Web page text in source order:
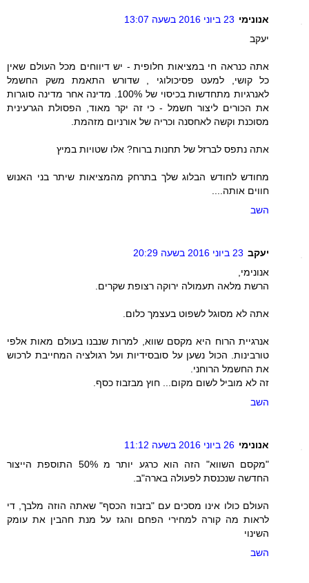
אנונימי 23 ביוני 2016 בשעה 13:07
יעקב
אתה כנראה חי במציאות חלופית - יש דיווחים מכל העולם שאין
כל קושי, למעט פסיכולוגי , שדורש התאמת משק החשמל
לאנרגיות מתחדשות בכיסוי של 100%. מדינה אחר מדינה סוגרות
את הכורים ליצור חשמל - כי זה יקר מאוד, הפסולת הגרעינית
מסוכנת וקשה לאחסנה וכריה של אורניום מזהמת.
אתה נתפס לברזל של תחנות ברוח? אלו שטויות במיץ
מחודש לחודש הבלוג שלך בתרחק מהמציאות שיתר בני האנוש
חווים אותה....
השב
יעקב 23 ביוני 2016 בשעה 20:29
אנונימי,
הרשת מלאה תעמולה ירוקה רצופת שקרים.
אתה לא מסוגל לשפוט בעצמך כלום.
אנרגיית הרוח היא מקסם שווא, למרות שנבנו בעולם מאות אלפי
טורבינות. הכול נשען על סובסידיות ועל רגולציה המחייבת לרכוש
את החשמל הרוחני.
זה לא מוביל לשום מקום... חוץ מבזבוז כסף.
השב
אנונימי 26 ביוני 2016 בשעה 11:12
"מקסם השווא" הזה הוא כרגע יותר מ 50% התוספת הייצור
החדשה שנכנסת לפעולה בארה"ב.
העולם כולו אינו מסכים עם "בזבוז הכסף" שאתה הוזה מלבך, די
לראות מה קורה למחירי הפחם והגז על מנת חהבין את עומק
השינוי
השב